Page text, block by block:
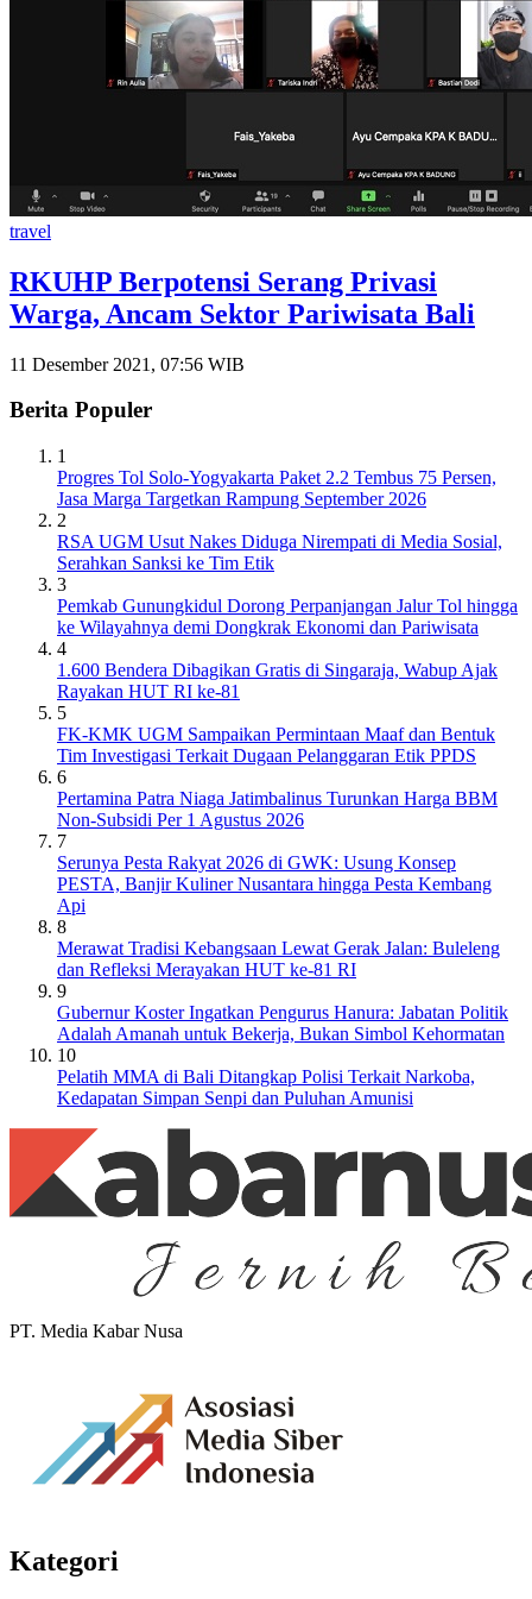
travel
RKUHP Berpotensi Serang Privasi
Warga, Ancam Sektor Pariwisata Bali
11 Desember 2021, 07:56 WIB
Berita Populer
1
Progres Tol Solo-Yogyakarta Paket 2.2 Tembus 75 Persen,
Jasa Marga Targetkan Rampung September 2026
2
RSA UGM Usut Nakes Diduga Nirempati di Media Sosial,
Serahkan Sanksi ke Tim Etik
3
Pemkab Gunungkidul Dorong Perpanjangan Jalur Tol hingga
ke Wilayahnya demi Dongkrak Ekonomi dan Pariwisata
4
1.600 Bendera Dibagikan Gratis di Singaraja, Wabup Ajak
Rayakan HUT RI ke-81
5
FK-KMK UGM Sampaikan Permintaan Maaf dan Bentuk
Tim Investigasi Terkait Dugaan Pelanggaran Etik PPDS
6
Pertamina Patra Niaga Jatimbalinus Turunkan Harga BBM
Non-Subsidi Per 1 Agustus 2026
7
Serunya Pesta Rakyat 2026 di GWK: Usung Konsep
PESTA, Banjir Kuliner Nusantara hingga Pesta Kembang
Api
8
Merawat Tradisi Kebangsaan Lewat Gerak Jalan: Buleleng
dan Refleksi Merayakan HUT ke-81 RI
9
Gubernur Koster Ingatkan Pengurus Hanura: Jabatan Politik
Adalah Amanah untuk Bekerja, Bukan Simbol Kehormatan
10
Pelatih MMA di Bali Ditangkap Polisi Terkait Narkoba,
Kedapatan Simpan Senpi dan Puluhan Amunisi
PT. Media Kabar Nusa
Kategori